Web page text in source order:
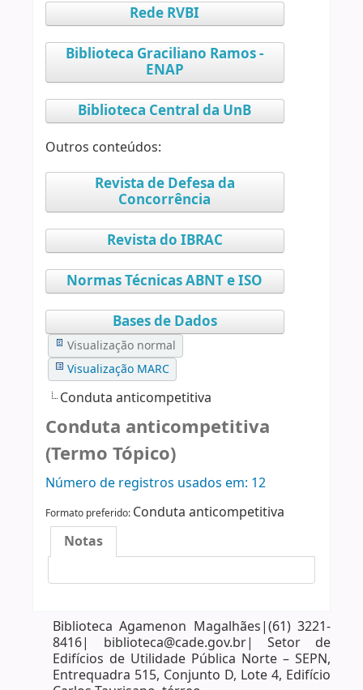
Rede RVBI
Biblioteca Graciliano Ramos -
ENAP
Biblioteca Central da UnB
Outros conteúdos:
Revista de Defesa da
Concorrência
Revista do IBRAC
Normas Técnicas ABNT e ISO
Bases de Dados
Visualização normal
Visualização MARC
Conduta anticompetitiva
Conduta anticompetitiva
(Termo Tópico)
Número de registros usados ​​em: 12
Formato preferido: Conduta anticompetitiva
Notas
Biblioteca Agamenon Magalhães|(61) 3221-
8416| biblioteca@cade.gov.br| Setor de
Edifícios de Utilidade Pública Norte – SEPN,
Entrequadra 515, Conjunto D, Lote 4, Edifício